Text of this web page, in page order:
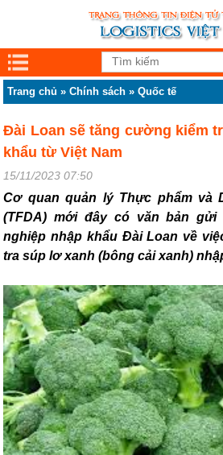
Trang chủ »Chính sách »Quốc tế
Đài Loan sẽ tăng cường kiểm
khẩu từ Việt Nam
15/11/2023 07:50
Cơ quan quản lý Thực phẩm và
(TFDA) mới đây có văn bản gửi
nghiệp nhập khẩu Đài Loan về
tra súp lơ xanh (bông cải xanh)